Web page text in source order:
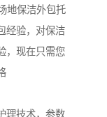
地保洁外包托
经验，对保洁
，现在只需您
理技术，参数